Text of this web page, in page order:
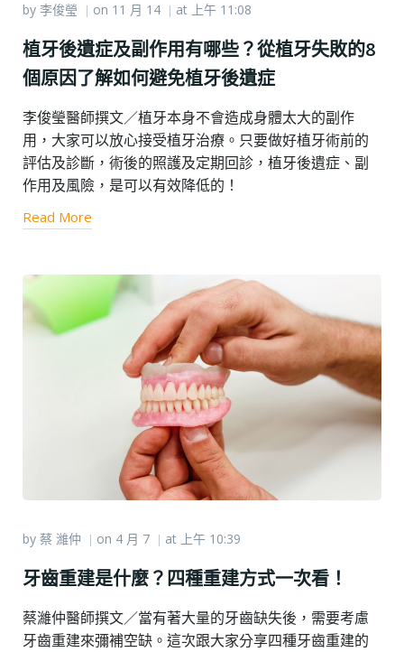
by 李俊瑩 | on 11 月 14 | at 上午 11:08
植牙後遺症及副作用有哪些？從植牙失敗的8
個原因了解如何避免植牙後遺症
李俊瑩醫師撰文／植牙本身不會造成身體太大的副作
用，大家可以放心接受植牙治療。只要做好植牙術前的
評估及診斷，術後的照護及定期回診，植牙後遺症、副
作用及風險，是可以有效降低的！
Read More
by 蔡 濰仲 | on 4 月 7 | at 上午 10:39
牙齒重建是什麼？四種重建方式一次看！
蔡濰仲醫師撰文／當有著大量的牙齒缺失後，需要考慮
牙齒重建來彌補空缺。這次跟大家分享四種牙齒重建的